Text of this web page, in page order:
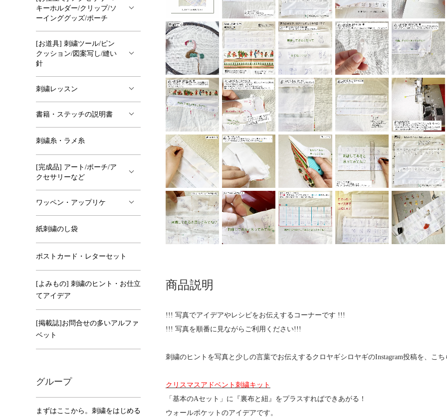
商品説明
!!! 写真でアイデアやレシピをお伝えするコーナーです !!!
!!! 写真を順番に見ながらご利用ください!!!
刺繍のヒントを写真と少しの言葉でお伝えするクロヤギシロヤギのInstagram投稿を、こち
クリスマスアドベント刺繍キット
「基本のAセット」に『裏布と紐』をプラスすればできあがる！
ウォールポケットのアイデアです。
キーホルダー/クリップ/ソ
ーインググッズ/ポーチ
[お道具] 刺繍ツール/ピン
クッション/図案写し/縫い
針
刺繍レッスン
書籍・ステッチの説明書
刺繍糸・ラメ糸
[完成品] アート/ポーチ/ア
クセサリーなど
ワッペン・アップリケ
紙刺繍のし袋
ポストカード・レターセット
[よみもの] 刺繍のヒント・お仕立
てアイデア
[掲載誌]お問合せの多いアルファ
ベット
グループ
まずはここから。刺繍をはじめる